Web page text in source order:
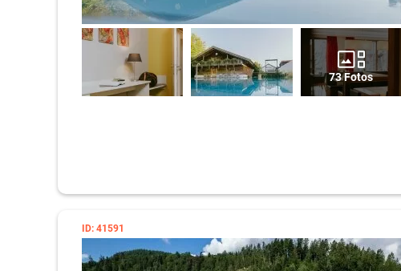
73 Fotos
ID: 41591